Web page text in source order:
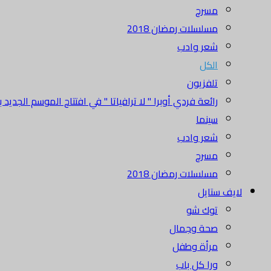
مسرح
مسلسلات رمضان 2018
شعر وادب
الكل
تلفزيون
رائعة فردي أوبرا " لا ترافياتا " في افتتاح الموسم الجديد
سينما
شعر وادب
مسرح
مسلسلات رمضان 2018
لايف ستايل
توك شو
صحة وجمال
مرأة وطفل
ورا كل باب